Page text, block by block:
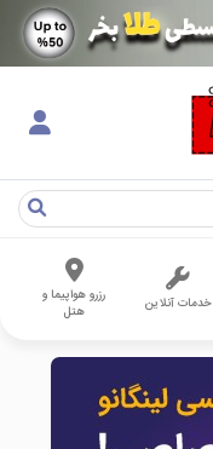
خدمات آنلاین
رزرو هواپیما و
هتل